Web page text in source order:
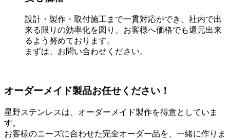
設計・製作・取付施工まで一貫対応ができ、社内で出
来る限りの効率化を図り、お客様へ価格でも還元出来
るよう努めております。
まずは、お問い合わせください。
オーダーメイド製品お任せください！
星野ステンレスは、オーダーメイド製作を得意としていま
す。
お客様のニーズに合わせた完全オーダー品を、一緒に作りま